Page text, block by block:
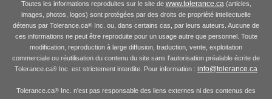
Toutes les informations reproduites sur le site de www.tolerance.ca(articles,
images, photos, logos) sont protégées par des droits de propriété intellectuelle
détenus par Tolerance.ca® Inc. ou, dans certains cas, par leurs auteurs. Aucune de
ces informations ne peut être reproduite pour un usage autre que personnel. Toute
modification, reproduction à large diffusion, traduction, vente, exploitation
commerciale ou réutilisation du contenu du site sans l'autorisation préalable écrite de
Tolerance.ca® Inc. est strictement interdite. Pour information : info@tolerance.ca
Tolerance.ca® Inc. n'est pas responsable des liens externes ni des contenus des